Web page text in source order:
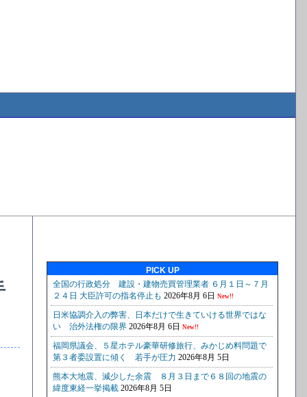
PICK UP